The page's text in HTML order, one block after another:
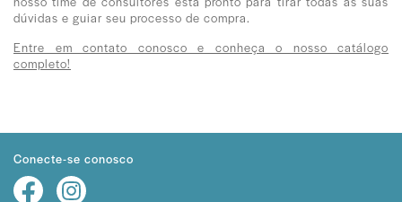
dúvidas e guiar seu processo de compra.
Entre em contato conosco e conheça o nosso catálogo
completo!
Conecte-se conosco